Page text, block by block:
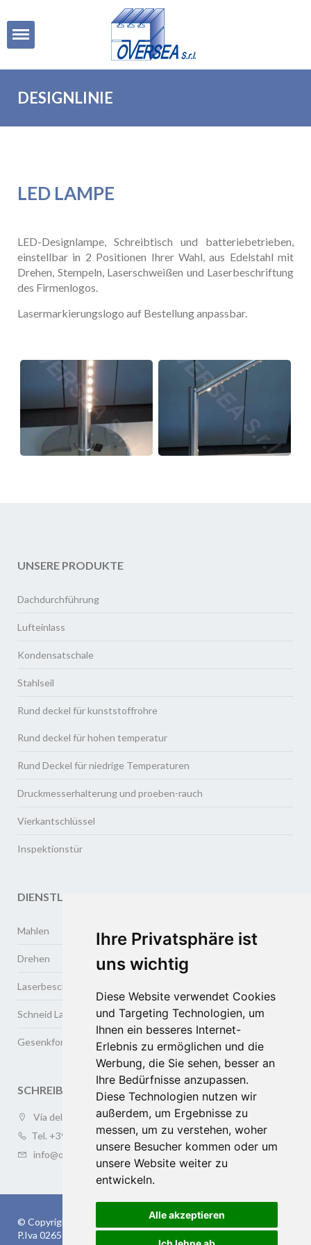
Ihre Privatsphäre ist
uns wichtig
Diese Website verwendet Cookies
und Targeting Technologien, um
Ihnen ein besseres Internet-
Erlebnis zu ermöglichen und die
Werbung, die Sie sehen, besser an
Ihre Bedürfnisse anzupassen.
Diese Technologien nutzen wir
außerdem, um Ergebnisse zu
messen, um zu verstehen, woher
unsere Besucher kommen oder um
unsere Website weiter zu
entwickeln.
Alle akzeptieren
Open
DESIGNLINIE
LED LAMPE
LED-Designlampe, Schreibtisch und batteriebetrieben,
einstellbar in 2 Positionen Ihrer Wahl, aus Edelstahl mit
Drehen, Stempeln, Laserschweißen und Laserbeschriftung
des Firmenlogos.
Lasermarkierungslogo auf Bestellung anpassbar.
UNSERE PRODUKTE
Dachdurchführung
Lufteinlass
Kondensatschale
Stahlseil
Rund deckel für kunststoffrohre
Rund deckel für hohen temperatur
Rund Deckel für niedrige Temperaturen
Druckmesserhalterung und proeben-rauch
Vierkantschlüssel
Inspektionstür
DIENSTLEISTUNGEN
Mahlen
Drehen
Laserbeschriftung
Schneid Lasweschweisse
Gesenkformen und tiefziehen von metallen
SCHREIBEN SIE UNS
Via della Meccanica 3/a (ZAI), 37139 VERONA
Tel. +39 045.505410
info@oversea-online.com
© Copyright 2026 OVERSEA s.r.l.
P.Iva 02659120238 | cap.soc. 10.200 € | Rea: VR-253294